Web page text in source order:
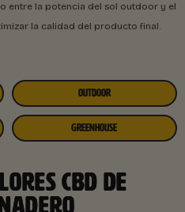
entre la potencia del sol outdoor y el
la calidad del producto final.
OUTDOOR
GREENHOUSE
CBD DE